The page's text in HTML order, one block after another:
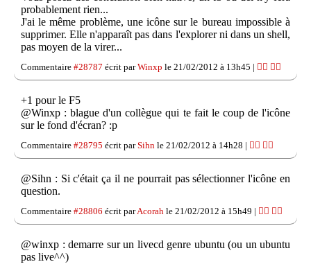
probablement rien...
J'ai le même problème, une icône sur le bureau impossible à
supprimer. Elle n'apparaît pas dans l'explorer ni dans un shell,
pas moyen de la virer...
Commentaire #28787 écrit parWinxp le 21/02/2012 à 13h45 | 👍🏽 👎🏽
+1 pour le F5
@Winxp : blague d'un collègue qui te fait le coup de l'icône
sur le fond d'écran? :p
Commentaire #28795 écrit parSihn le 21/02/2012 à 14h28 | 👍🏽 👎🏽
@Sihn : Si c'était ça il ne pourrait pas sélectionner l'icône en
question.
Commentaire #28806 écrit parAcorah le 21/02/2012 à 15h49 | 👍🏽 👎🏽
@winxp : demarre sur un livecd genre ubuntu (ou un ubuntu
pas live^^)